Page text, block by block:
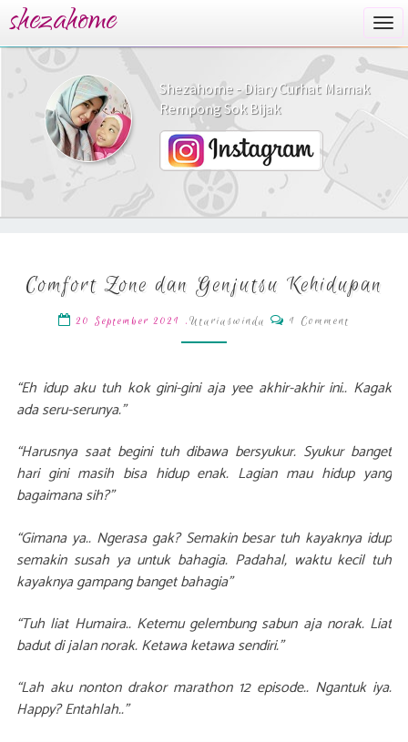
shezahome
Shezahome - Diary Curhat Mamak
Rempong Sok Bijak
Zone
Genjutsu
Kehidupan
Comfort Zone dan Genjutsu Kehidupan
20 September 2021 ,Utariaswinda Comments
1 Comment
“Eh idup aku tuh kok gini-gini aja yee akhir-akhir ini.. Kagak
ada seru-serunya.”
“Harusnya saat begini tuh dibawa bersyukur. Syukur banget
hari gini masih bisa hidup enak. Lagian mau hidup yang
bagaimana sih?”
“Gimana ya.. Ngerasa gak? Semakin besar tuh kayaknya idup
semakin susah ya untuk bahagia. Padahal, waktu kecil tuh
kayaknya gampang banget bahagia”
“Tuh liat Humaira.. Ketemu gelembung sabun aja norak. Liat
badut di jalan norak. Ketawa ketawa sendiri.”
“Lah aku nonton drakor marathon 12 episode.. Ngantuk iya.
Happy? Entahlah..”